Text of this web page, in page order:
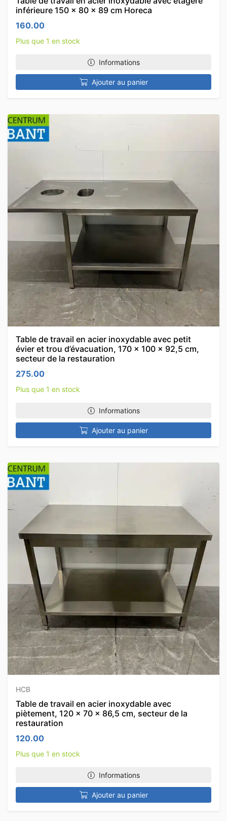
inférieure 150 x 80 x 89 cm Horeca
160.00
Plus que 1 en stock
Informations
Ajouter au panier
Table de travail en acier inoxydable avec petit
évier et trou d’évacuation, 170 x 100 x 92,5 cm,
secteur de la restauration
275.00
Plus que 1 en stock
Informations
Ajouter au panier
HCB
Table de travail en acier inoxydable avec
piètement, 120 x 70 x 86,5 cm, secteur de la
restauration
120.00
Plus que 1 en stock
Informations
Ajouter au panier